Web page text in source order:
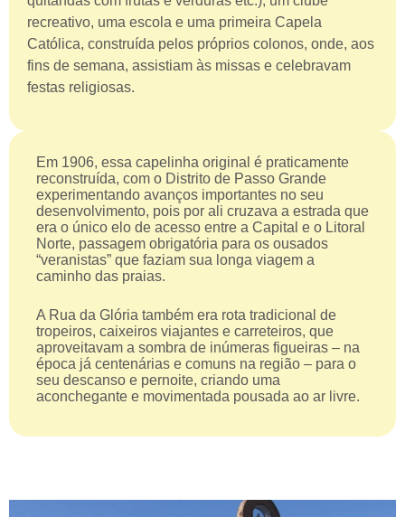
recreativo, uma escola e uma primeira Capela
Católica, construída pelos próprios colonos, onde, aos
fins de semana, assistiam às missas e celebravam
festas religiosas.
Em 1906, essa capelinha original é praticamente
reconstruída, com o Distrito de Passo Grande
experimentando avanços importantes no seu
desenvolvimento, pois por ali cruzava a estrada que
era o único elo de acesso entre a Capital e o Litoral
Norte, passagem obrigatória para os ousados
“veranistas” que faziam sua longa viagem a
caminho das praias.
A Rua da Glória também era rota tradicional de
tropeiros, caixeiros viajantes e carreteiros, que
aproveitavam a sombra de inúmeras figueiras – na
época já centenárias e comuns na região – para o
seu descanso e pernoite, criando uma
aconchegante e movimentada pousada ao ar livre.